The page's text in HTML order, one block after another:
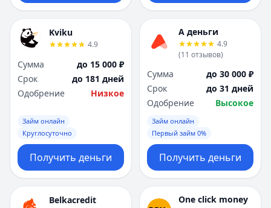
Kviku
4.9
Сумма
до 15 000 ₽
Срок
до 181 дней
Одобрение
Низкое
Займ онлайн
Круглосуточно
Получить деньги
А деньги
4.9
(11 отзывов)
Сумма
до 30 000 ₽
Срок
до 31 дней
Одобрение
Высокое
Займ онлайн
Первый займ 0%
Получить деньги
Belkacredit One click money